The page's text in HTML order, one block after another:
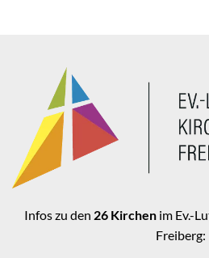
Infos zu den 26 Kirchenim Ev.-
Freiberg: